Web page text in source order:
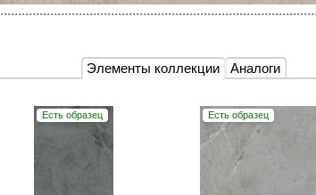
Элементы коллекции Аналоги
Есть образец Есть образец